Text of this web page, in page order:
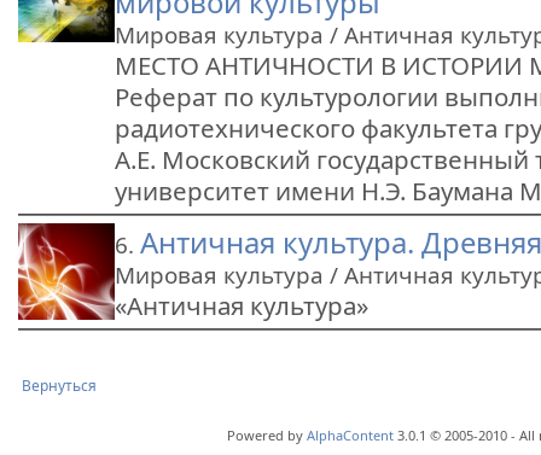
Мировая культура / Античная
МЕСТО АНТИЧНОСТИ В ИСТОРИИ
Реферат по культурологии
радиотехнического факультета
А.Е. Московский государственный
университет имени Н.Э. Баумана
6. Античная культура.
Мировая культура / Античная
«Античная культура»
Вернуться
Powered byAlphaContent 3.0.1 © 2005-2010 -